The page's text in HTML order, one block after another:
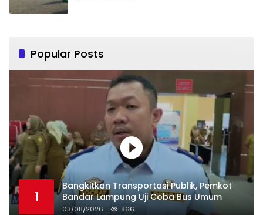
Popular Posts
1
Bangkitkan Transportasi Publik, Pemkot
Bandar Lampung Uji Coba Bus Umum
03/08/2026 866